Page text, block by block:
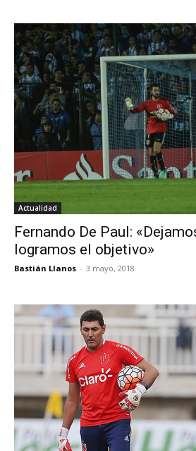
Actualidad
Fernando De Paul:
logramos el objetivo»
Bastián Llanos - 3 mayo, 2018